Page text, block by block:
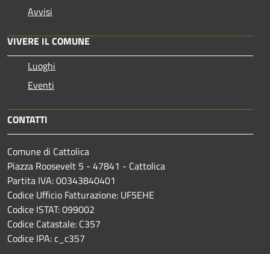
Avvisi
VIVERE IL COMUNE
Luoghi
Eventi
CONTATTI
Comune di Cattolica
Piazza Roosevelt 5 - 47841 - Cattolica
Partita IVA: 00343840401
Codice Ufficio Fatturazione: UF5EHE
Codice ISTAT: 099002
Codice Catastale: C357
Codice IPA: c_c357